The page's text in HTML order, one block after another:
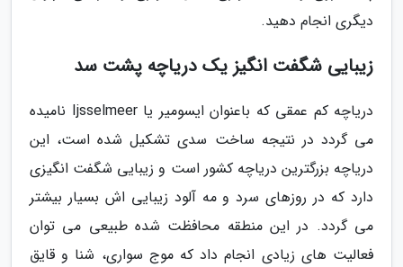
دیگری انجام دهید.
زیبایی شگفت انگیز یک دریاچه پشت سد
دریاچه کم عمقی که باعنوان ایسومیر یا Ijsselmeer نامیده
می گردد در نتیجه ساخت سدی تشکیل شده است، این
دریاچه بزرگترین دریاچه کشور است و زیبایی شگفت انگیزی
دارد که در روزهای سرد و مه آلود زیبایی اش بسیار بیشتر
می گردد. در این منطقه محافظت شده طبیعی می توان
فعالیت های زیادی انجام داد که موج سواری، شنا و قایق